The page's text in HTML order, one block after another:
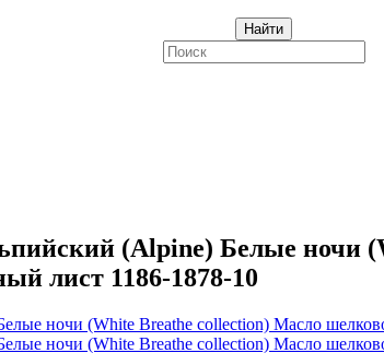
Найти
(Alpine) Белые ночи
лист 1186-1878-10